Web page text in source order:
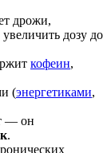
дрожи,
дозу до
кофеин,
(энергетиками,
— он
.